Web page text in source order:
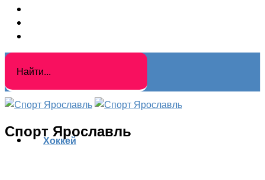
Спорт Ярославль
Хоккей